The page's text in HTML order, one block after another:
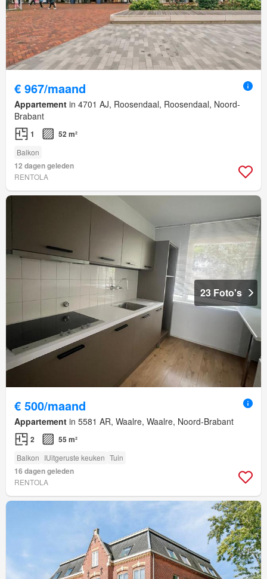
€ 967/maand
Appartement in 4701 AJ, Roosendaal, Roosendaal, Noord-
Brabant
1 52 m²
Balkon
12 dagen geleden
RENTOLA
23 Foto's
€ 500/maand
Appartement in 5581 AR, Waalre, Waalre, Noord-Brabant
2 55 m²
Balkon IUitgeruste keuken Tuin
16 dagen geleden
RENTOLA